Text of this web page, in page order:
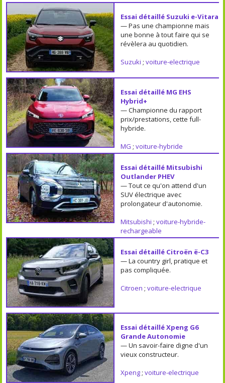
Essai détaillé Suzuki e-Vitara
— Pas une championne mais
une bonne à tout faire qui se
révèlera au quotidien.
Suzuki ; voiture-electrique
Essai détaillé MG EHS
Hybrid+
— Championne du rapport
prix/prestations, cette full-
hybride.
MG ; voiture-hybride
Essai détaillé Mitsubishi
Outlander PHEV
— Tout ce qu'on attend d'un
SUV électrique avec
prolongateur d'autonomie.
Mitsubishi ; voiture-hybride-
rechargeable
Essai détaillé Citroën ë-C3
— La country girl, pratique et
pas compliquée.
Citroen ; voiture-electrique
Essai détaillé Xpeng G6
Grande Autonomie
— Un savoir-faire digne d'un
vieux constructeur.
Xpeng; voiture-electrique